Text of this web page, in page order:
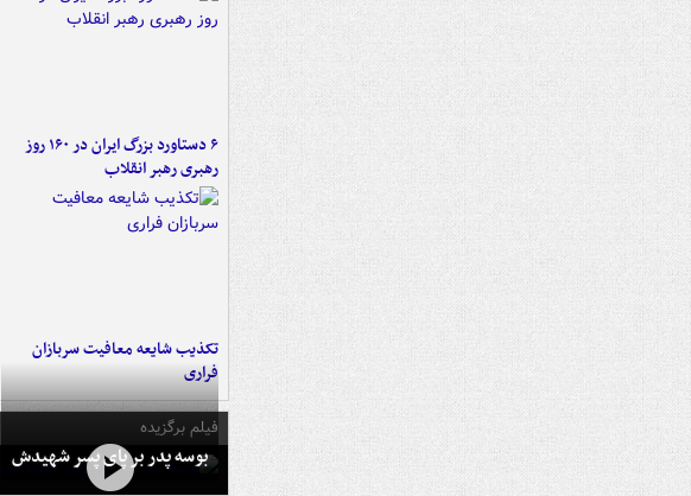
۶ دستاورد بزرگ ایران در ۱۶۰ روز
رهبری رهبر انقلاب
تکذیب شایعه معافیت سربازان
فراری
فیلم برگزیده
بوسه‌ پدر بر پای پسر شهیدش